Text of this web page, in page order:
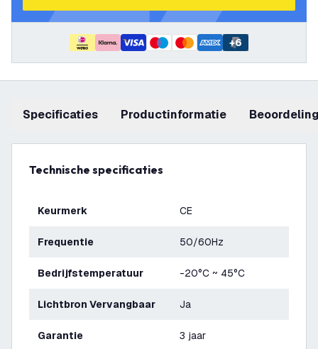
+6
Specificaties productinformatie
Technische specificaties
Keurmerk CE
Frequentie 50/60Hz
Bedrijfstemperatuur -20°C ~ 45°C
Lichtbron Vervangbaar Ja
Garantie 3 jaar